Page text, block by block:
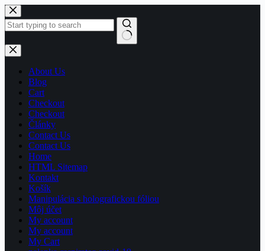
Skip
to
content
No
results
About Us
Blog
Cart
Checkout
Checkout
Články
Contact Us
Contact Us
Home
HTML Sitemap
Kontakt
Košík
Manipulácia s holografickou fóliou
Môj účet
My account
My account
My Cart